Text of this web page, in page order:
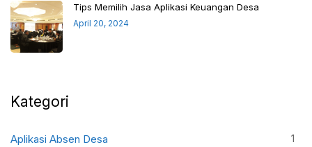
Tips Memilih Jasa Aplikasi Keuangan Desa
April 20, 2024
Kategori
Aplikasi Absen Desa 1